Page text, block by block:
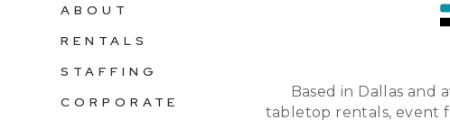
ABOUT
RENTALS
STAFFING
CORPORATE
Based in Dallas and
tabletop rentals, event